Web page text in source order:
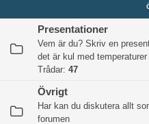
Presentationer
Vem är du? Skriv en
det är kul med
Trådar: 47
Övrigt
Har kan du diskutera allt
forumen